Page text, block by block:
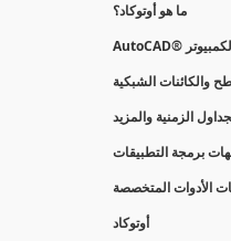
ما هو أوتوكاد؟
والكائنات الشبكية
الزمنية والمزيد
برمجة التطبيقات
الأدوات المتخصصة
أوتوكاد